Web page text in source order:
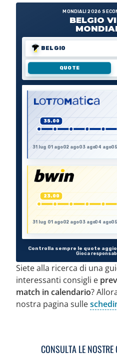
Siete alla ricerca di una
interessanti consigli e
match in calendario?
nostra pagina sulle
CONSULTA LE